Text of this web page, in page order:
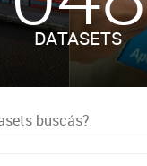
DATASETS